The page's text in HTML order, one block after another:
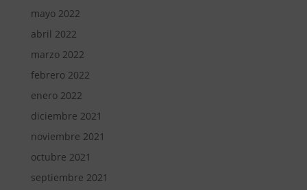
mayo 2022
abril 2022
marzo 2022
febrero 2022
enero 2022
diciembre 2021
noviembre 2021
octubre 2021
septiembre 2021